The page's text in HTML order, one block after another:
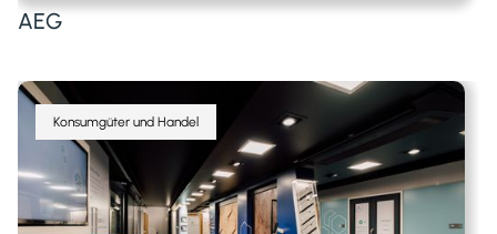
AEG
Konsumgüter und Handel